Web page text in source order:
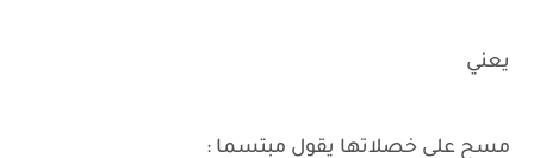
يعني
مسح على خصلاتها يقول مبتسما :